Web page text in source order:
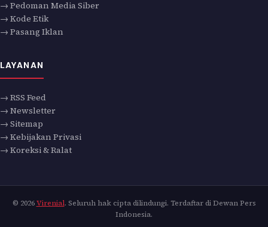
→ Pedoman Media Siber
→ Kode Etik
→ Pasang Iklan
LAYANAN
→ RSS Feed
→ Newsletter
→ Sitemap
→ Kebijakan Privasi
→ Koreksi & Ralat
© 2026Virenial. Seluruh hak cipta dilindungi. Terdaftar di Dewan Pers
Indonesia.